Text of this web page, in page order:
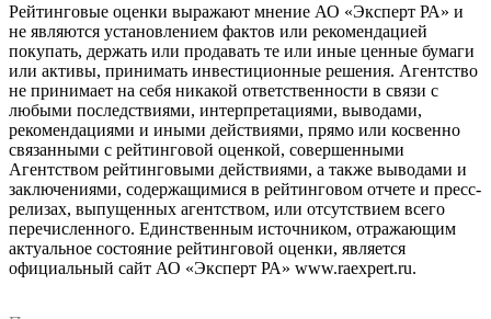
Рейтинговые оценки выражают мнение АО «Эксперт РА» и
не являются установлением фактов или рекомендацией
покупать, держать или продавать те или иные ценные бумаги
или активы, принимать инвестиционные решения. Агентство
не принимает на себя никакой ответственности в связи с
любыми последствиями, интерпретациями, выводами,
рекомендациями и иными действиями, прямо или косвенно
связанными с рейтинговой оценкой, совершенными
Агентством рейтинговыми действиями, а также выводами и
заключениями, содержащимися в рейтинговом отчете и пресс-
релизах, выпущенных агентством, или отсутствием всего
перечисленного. Единственным источником, отражающим
актуальное состояние рейтинговой оценки, является
официальный сайт АО «Эксперт РА» www.raexpert.ru.